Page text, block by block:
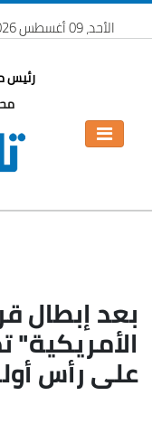
الأحد، 09 أغسطس 2026
رئيس
بعد إبطال
الأمريكية"
على رأس